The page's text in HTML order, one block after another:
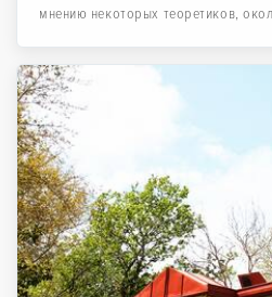
мнению некоторых теоретиков,